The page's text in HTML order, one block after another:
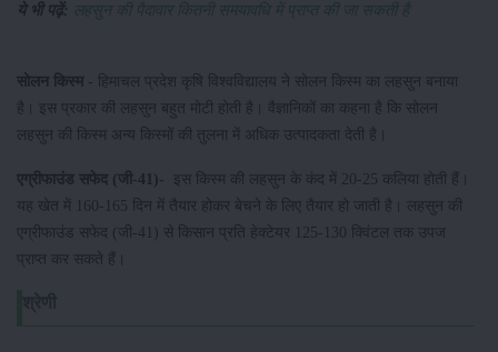
ये भी पढ़ें: लहसुन की पैदावार कितनी समयावधि में प्राप्त की जा सकती है
सोलन किस्म - हिमाचल प्रदेश कृषि विश्वविद्यालय ने सोलन किस्म का लहसुन बनाया
है। इस प्रकार की लहसुन बहुत मोटी होती है। वैज्ञानिकों का कहना है कि सोलन
लहसुन की किस्म अन्य किस्मों की तुलना में अधिक उत्पादकता देती है।
एग्रीफाउंड सफेद (जी-41)- इस किस्म की लहसुन के कंद में 20-25 कलिया होती हैं।
यह खेत में 160-165 दिन में तैयार होकर बेचने के लिए तैयार हो जाती है। लहसुन की
एग्रीफाउंड सफेद (जी-41) से किसान प्रति हेक्टेयर 125-130 क्विंटल तक उपज
प्राप्त कर सकते हैं।